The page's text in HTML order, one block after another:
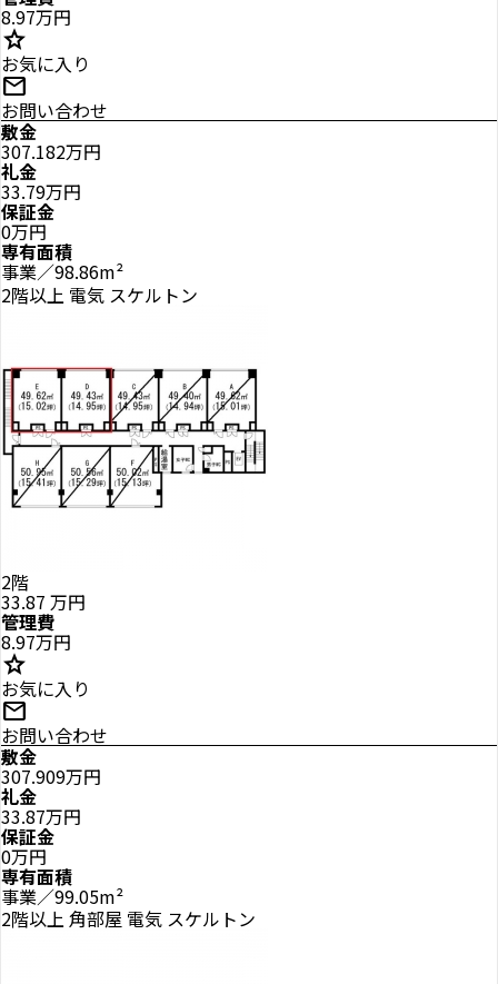
8.97万円
star
お気に入り
mail
お問い合わせ
敷金
307.182万円
礼金
33.79万円
保証金
0万円
専有面積
事業／98.86m²
2階以上 電気 スケルトン
2階
33.87 万円
管理費
8.97万円
star
お気に入り
mail
お問い合わせ
敷金
307.909万円
礼金
33.87万円
保証金
0万円
専有面積
事業／99.05m²
2階以上 角部屋 電気 スケルトン